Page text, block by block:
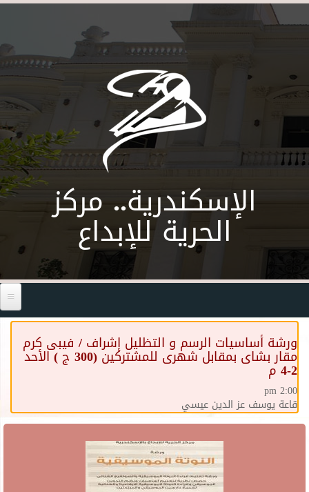
Skip to main content
الإسكندرية.. مركز
الحرية للإبداع
ورشة أساسيات الرسم و التظليل إشراف / فيبى كرم
مقار بشاى بمقابل شهرى للمشتركين (300 ج ) الأحد
2-4 م
2:00 pm
قاعة يوسف عز الدين عيسي